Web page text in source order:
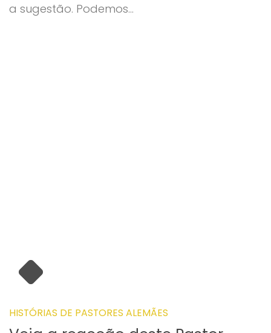
a sugestão. Podemos...
HISTÓRIAS DE PASTORES ALEMÃES